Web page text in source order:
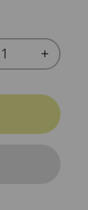
Quantity
+